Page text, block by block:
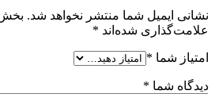
نشانی ایمیل شما منتشر نخواهد شد.
علامت‌گذاری شده‌اند *
امتیاز شما *
دیدگاه شما *